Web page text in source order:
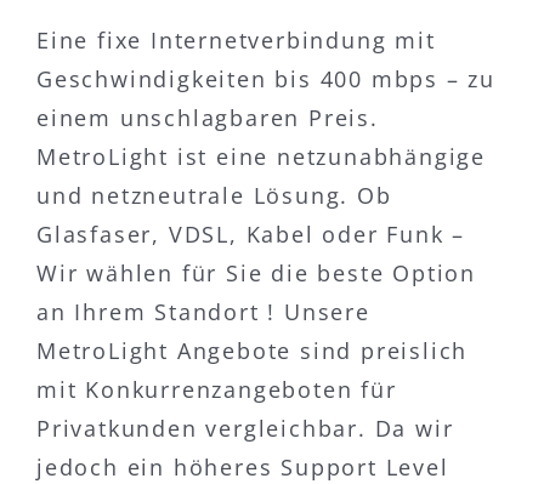
Eine fixe Internetverbindung mit
Geschwindigkeiten bis 400 mbps – zu
einem unschlagbaren Preis.
MetroLight ist eine netzunabhängige
und netzneutrale Lösung. Ob
Glasfaser, VDSL, Kabel oder Funk –
Wir wählen für Sie die beste Option
an Ihrem Standort ! Unsere
MetroLight Angebote sind preislich
mit Konkurrenzangeboten für
Privatkunden vergleichbar. Da wir
jedoch ein höheres Support Level